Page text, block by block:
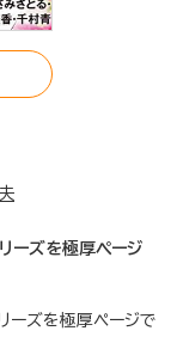
ーズを極厚ページ
ーズを極厚ページで